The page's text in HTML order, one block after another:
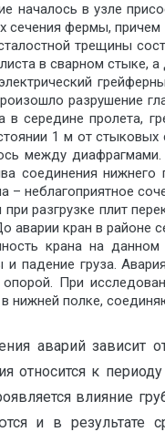
началось в узле
сечения фермы,
трещины
в сварном стыке,
разрушение
в середине пролета,
1 м от
между
соединения
– неблагоприятное
разгрузке плит
аварии кран в районе
крана на
и падение груза.
При
нижней полке,
аварий зависит
относится к
влияние
и в результате